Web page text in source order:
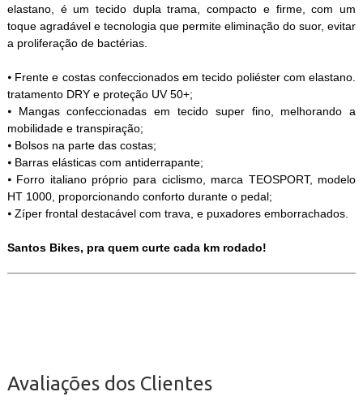
elastano, é um tecido dupla trama, compacto e firme, com um
toque agradável e tecnologia que permite eliminação do suor, evitar
a proliferação de bactérias.
⦁ Frente e costas confeccionados em tecido poliéster com elastano.
tratamento DRY e proteção UV 50+;
⦁ Mangas confeccionadas em tecido super fino, melhorando a
mobilidade e transpiração;
⦁ Bolsos na parte das costas;
⦁ Barras elásticas com antiderrapante;
⦁ Forro italiano próprio para ciclismo, marca TEOSPORT, modelo
HT 1000, proporcionando conforto durante o pedal;
⦁ Zíper frontal destacável com trava, e puxadores emborrachados.
Santos Bikes, pra quem curte cada km rodado!
Avaliações dos Clientes